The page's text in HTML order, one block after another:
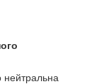
нейтральна